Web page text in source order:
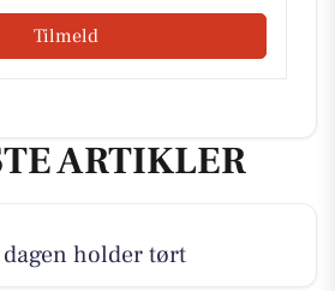
Tilmeld
ARTIKLER
holder tørt